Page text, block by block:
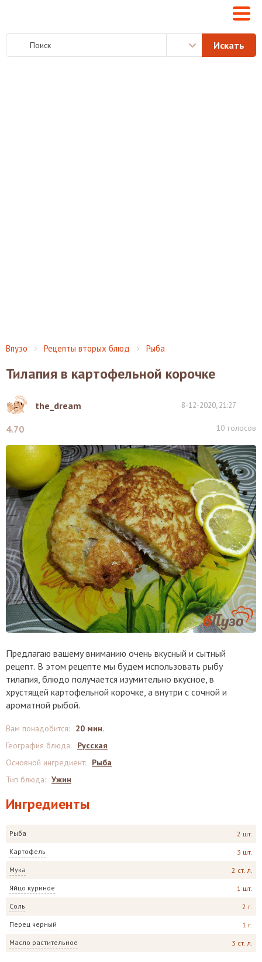
Впузо Рецепты вторых блюд Рыба
Тилапия в картофельной корочке
the_dream 8-12-2020, 21:27
4.70 10 голосов
Предлагаю вашему вниманию очень вкусный и сытный
рецепт. В этом рецепте мы будем использовать рыбу
тилапия, блюдо получается изумительно вкусное, в
хрустящей картофельной корочке, а внутри с сочной и
ароматной рыбой.
Ингредиенты
Рыба 2 шт.
Картофель 3 шт.
Мука 2 ст. л.
Яйцо куриное 1 шт.
Соль 2 г.
Перец черный 1 г.
Масло растительное 3 ст. л.
Вам понадобится:
20 мин.
География блюда:
Русская
Основной ингредиент:
Рыба
Тип блюда: Ужин